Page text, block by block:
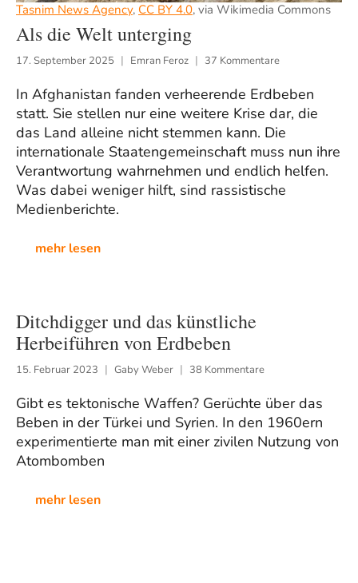
Tasnim News Agency, CC BY 4.0, via Wikimedia Commons
Als die Welt unterging
17. September 2025 Emran Feroz 37 Kommentare
In Afghanistan fanden verheerende Erdbeben
statt. Sie stellen nur eine weitere Krise dar, die
das Land alleine nicht stemmen kann. Die
internationale Staatengemeinschaft muss nun ihre
Verantwortung wahrnehmen und endlich helfen.
Was dabei weniger hilft, sind rassistische
Medienberichte.
mehr lesen
Ditchdigger und das künstliche
Herbeiführen von Erdbeben
15. Februar 2023 Gaby Weber 38 Kommentare
Gibt es tektonische Waffen? Gerüchte über das
Beben in der Türkei und Syrien. In den 1960ern
experimentierte man mit einer zivilen Nutzung von
Atombomben
mehr lesen